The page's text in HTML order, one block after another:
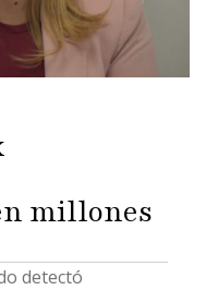
millones
detectó